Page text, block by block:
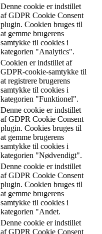
Denne cookie er indstillet
af GDPR Cookie Consent
plugin. Cookien bruges til
at gemme brugerens
samtykke til cookies i
kategorien "Analytics".
Cookien er indstillet af
GDPR-cookie-samtykke til
at registrere brugerens
samtykke til cookies i
kategorien "Funktionel".
Denne cookie er indstillet
af GDPR Cookie Consent
plugin. Cookies bruges til
at gemme brugerens
samtykke til cookies i
kategorien "Nødvendigt".
Denne cookie er indstillet
af GDPR Cookie Consent
plugin. Cookien bruges til
at gemme brugerens
samtykke til cookies i
kategorien "Andet.
Denne cookie er indstillet
af GDPR Cookie Consent